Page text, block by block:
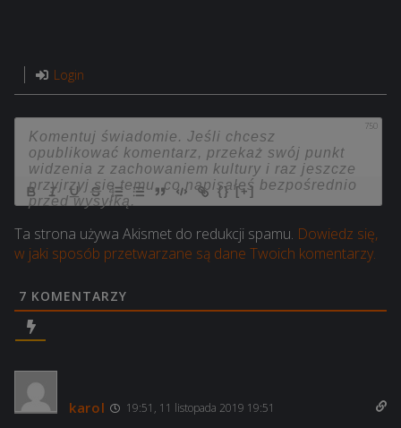
Login
750
{} [+]
Ta strona używa Akismet do redukcji spamu. Dowiedz się,
w jaki sposób przetwarzane są dane Twoich komentarzy.
7 KOMENTARZY
karol 19:51, 11 listopada 2019 19:51